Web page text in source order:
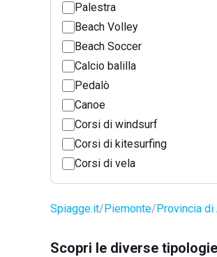
Palestra
Beach Volley
Beach Soccer
Calcio balilla
Pedalò
Canoe
Corsi di windsurf
Corsi di kitesurfing
Corsi di vela
Spiagge.it Piemonte Provincia
Scopri le diverse